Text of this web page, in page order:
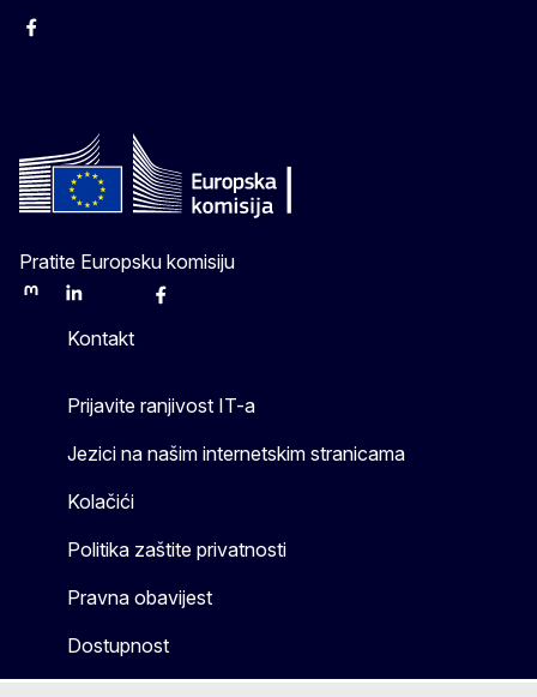
Facebook
Pratite Europsku komisiju
MastodonLinkedInBlueskyFacebook
Kontakt
Prijavite ranjivost IT-a
Jezici na našim internetskim stranicama
Kolačići
Politika zaštite privatnosti
Pravna obavijest
Dostupnost